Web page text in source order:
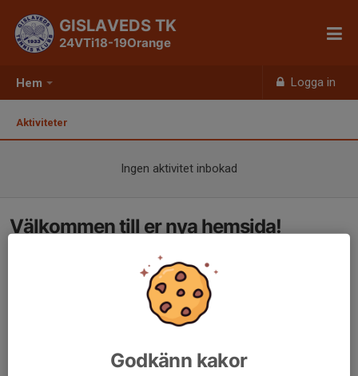
Hem Logga in
GISLAVEDS TK
24VTi18-19Orange
Aktiviteter
Ingen aktivitet inbokad
Välkommen till er nya hemsida!
Godkänn kakor